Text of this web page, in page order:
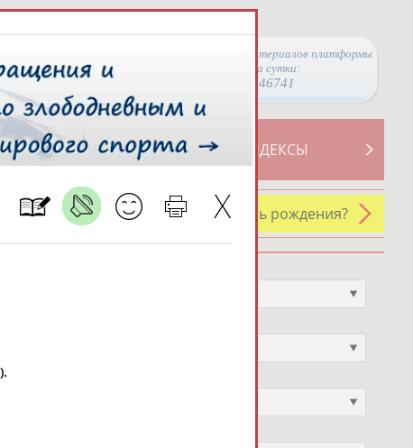
Просмотры материалов платформы
за сутки:
46741
СВОДНЫЕ ИНДЕКСЫ
У кого сегодня день рождения?